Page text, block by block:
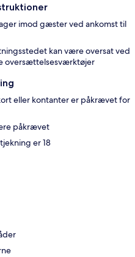
imod gæster ved ankomst til
kan være oversat ved
oversættelsesværktøjer
eller kontanter er påkrævet for
påkrævet
er 18